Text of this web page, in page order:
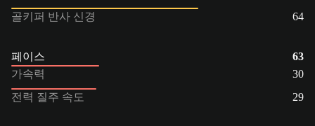
골키퍼 반사 신경
64
페이스
63
가속력
30
전력 질주 속도
29